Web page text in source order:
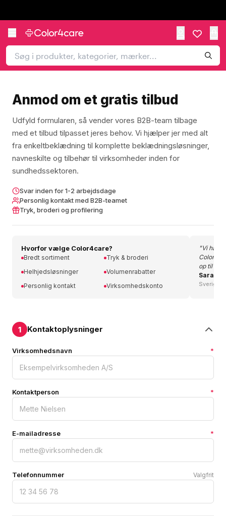
Anmod om et gratis tilbud
Udfyld formularen, så vender vores B2B-team tilbage
med et tilbud tilpasset jeres behov. Vi hjælper jer med alt
fra enkeltbeklædning til komplette beklædningsløsninger,
navneskilte og tilbehør til virksomheder inden for
sundhedssektoren.
Svar inden for 1-2 arbejdsdage
Personlig kontakt med B2B-teamet
Tryk, broderi og profilering
Hvorfor vælge Color4care?
Bredt sortiment
Tryk & broderi
Helhjedsløsninger
Volumenrabatter
Personlig kontakt
Virksomhedskonto
"Vi har
op til
Sara
1 Kontaktoplysninger
Virksomhedsnavn *
Kontaktperson *
E-mailadresse *
Telefonnummer Valgfrit